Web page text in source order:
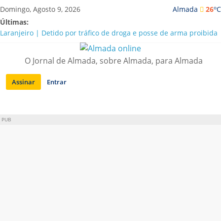
Saltar
para
conteúdo
Almada 26oC
Domingo, Agosto 9, 2026
Últimas:
Laranjeiro | Detido por tráfico de droga e posse de arma proibida
A “crise” da água em Almada: ilações e ensinamentos necessários
Costa da Caparica | Polícia Marítima e ASAE detectam
irregularidades em habitações e restaurantes
APA diz que falta de água em Almada “foi um problema de má
O Jornal de Almada, sobre Almada, para Almada
Assinar Entrar
PUB